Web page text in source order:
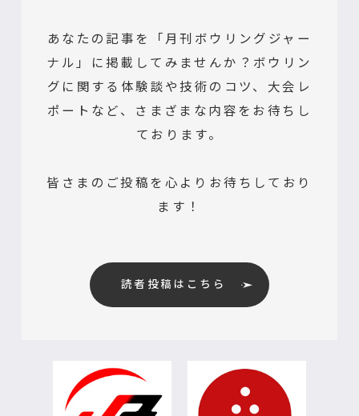
あなたの記事を「月刊ボウリングジャー
ナル」に掲載してみませんか？ボウリン
グに関する体験談や技術のコツ、大会レ
ポートなど、さまざまな内容をお待ちし
ております。
皆さまのご投稿を心よりお待ちしており
ます！
読者投稿はこちら